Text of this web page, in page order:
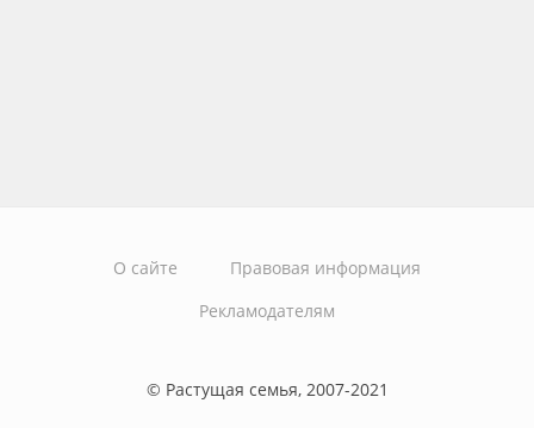
О сайте
Правовая информация
Рекламодателям
© Растущая семья, 2007-2021